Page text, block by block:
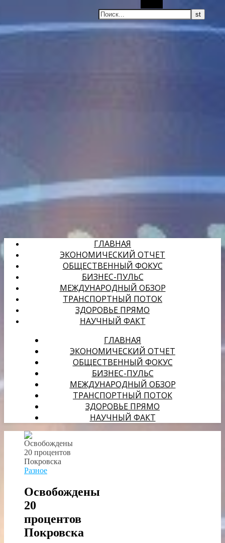
ГЛАВНАЯ
ЭКОНОМИЧЕСКИЙ ОТЧЕТ
ОБЩЕСТВЕННЫЙ ФОКУС
БИЗНЕС-ПУЛЬС
МЕЖДУНАРОДНЫЙ ОБЗОР
ТРАНСПОРТНЫЙ ПОТОК
ЗДОРОВЬЕ ПРЯМО
НАУЧНЫЙ ФАКТ
ГЛАВНАЯ
ЭКОНОМИЧЕСКИЙ ОТЧЕТ
ОБЩЕСТВЕННЫЙ ФОКУС
БИЗНЕС-ПУЛЬС
МЕЖДУНАРОДНЫЙ ОБЗОР
ТРАНСПОРТНЫЙ ПОТОК
ЗДОРОВЬЕ ПРЯМО
НАУЧНЫЙ ФАКТ
Разное
Освобождены
20
процентов
Покровска